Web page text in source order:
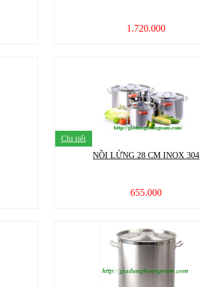
1.720.000
Chi tiết
NỒI LỬNG 28 CM INOX 304
655.000